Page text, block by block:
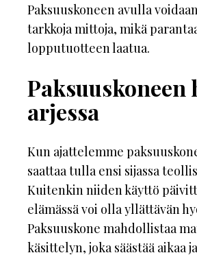
Paksuuskoneen avulla
tarkkoja mittoja, mikä
lopputuotteen laatua.
Paksuuskoneen
arjessa
Kun ajattelemme
saattaa tulla ensi sijassa
Kuitenkin niiden käyttö
elämässä voi olla yllättävän
Paksuuskone mahdollistaa
käsittelyn, joka säästää aikaa